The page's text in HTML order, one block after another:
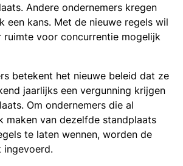
Andere ondernemers kregen
een kans. Met de nieuwe regels wil
ruimte voor concurrentie mogelijk
betekent het nieuwe beleid dat ze
jaarlijks een vergunning krijgen
Om ondernemers die al
maken van dezelfde standplaats
te laten wennen, worden de
ingevoerd.